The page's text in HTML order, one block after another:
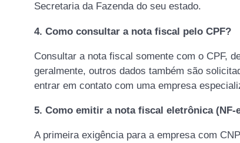
Secretaria da Fazenda do seu estado.
4. Como consultar a nota fiscal pelo CPF?
Consultar a nota fiscal somente com o CPF,
geralmente, outros dados também são
entrar em contato com uma empresa
5. Como emitir a nota fiscal eletrônica (NF-
A primeira exigência para a empresa com